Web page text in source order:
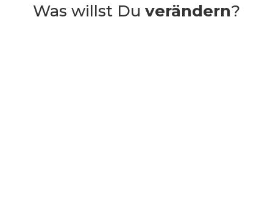
Was willst Du verändern?